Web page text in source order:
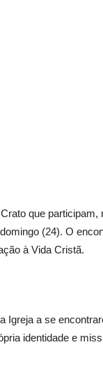
que participam,
(24). O
à Vida Cristã.
Igreja a se
identidade e